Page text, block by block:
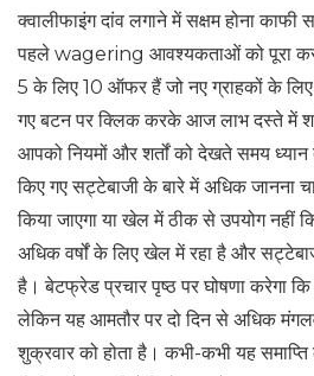
क्वालीफाइंग दांव लगाने में सक्षम होना
पहले wagering आवश्यकताओं को पूरा
5 के लिए 10 ऑफर हैं जो नए ग्राहकों के लिए
गए बटन पर क्लिक करके आज लाभ दस्ते में
आपको नियमों और शर्तों को देखते समय ध्यान
किए गए सट्टेबाजी के बारे में अधिक जानना
किया जाएगा या खेल में ठीक से उपयोग नहीं
अधिक वर्षों के लिए खेल में रहा है और
है। बेटफ्रेड प्रचार पृष्ठ पर घोषणा करेगा कि
लेकिन यह आमतौर पर दो दिन से अधिक
शुक्रवार को होता है। कभी-कभी यह